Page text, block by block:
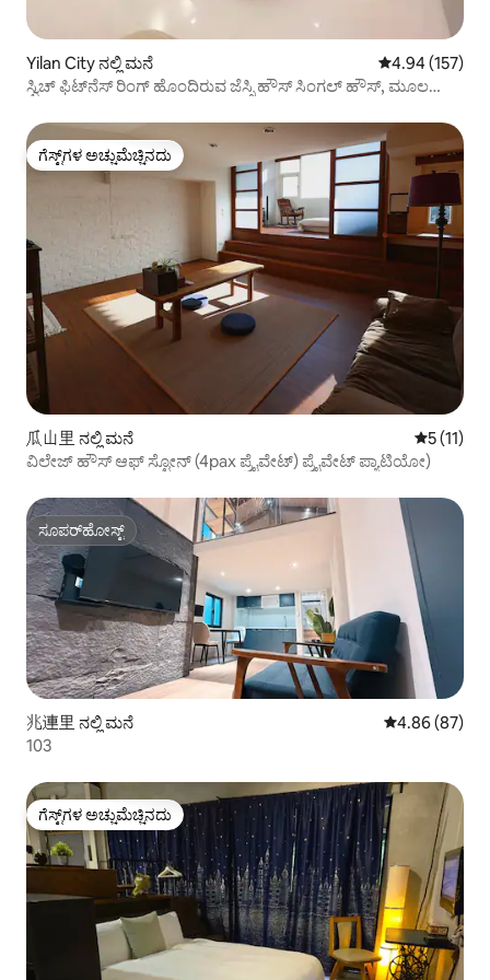
Yilan City ನಲ್ಲಿ ಮನೆ 5 ರಲ್ಲಿ 4.94
4.94 (157)
ಸ್ವಿಚ್ ಫಿಟ್‌ನೆಸ್ ರಿಂಗ್ ಹೊಂದಿರುವ ಜೆಸ್ಸಿ ಹೌಸ್ ಸಿಂಗಲ್ ಹೌಸ್, ಮೂಲ
ದಯವಿಟ್ಟು ಮನೆ ನಿಯಮಗಳನ್ನು ಓದಿ
ಗೆಸ್ಟ್‌ಗಳ ಅಚ್ಚುಮೆಚ್ಚಿನದು
ಗೆಸ್ಟ್‌ಗಳ ಅಚ್ಚುಮೆಚ್ಚಿನದು
瓜山里 ನಲ್ಲಿ ಮನೆ 5 ರಲ್ಲಿ 5
5 (11)
ವಿಲೇಜ್ ಹೌಸ್ ಆಫ್ ಸ್ಟೋನ್ (4pax ಪ್ರೈವೇಟ್) ಪ್ರೈವೇಟ್ ಪ್ಯಾಟಿಯೋ)
ಸೂಪರ್‌ಹೋಸ್ಟ್
ಸೂಪರ್‌ಹೋಸ್ಟ್
兆連里 ನಲ್ಲಿ ಮನೆ 5 ರಲ್ಲಿ 4.86
4.86 (87)
103
ಗೆಸ್ಟ್‌ಗಳ ಅಚ್ಚುಮೆಚ್ಚಿನದು
ಗೆಸ್ಟ್‌ಗಳ ಅಚ್ಚುಮೆಚ್ಚಿನದು